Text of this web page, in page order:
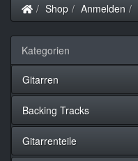
Startseite
Shop Anmelden
Kategorien
Gitarren
Backing Tracks
Gitarrenteile